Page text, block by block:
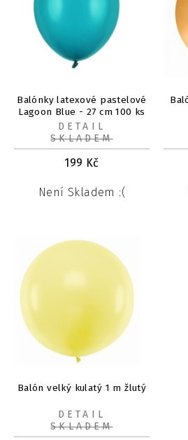
Balónky latexové pastelové
Lagoon Blue - 27 cm 100 ks
199 Kč
Není Skladem :(
DETAIL
SKLADEM
Balón velký kulatý 1 m žlutý
DETAIL
SKLADEM